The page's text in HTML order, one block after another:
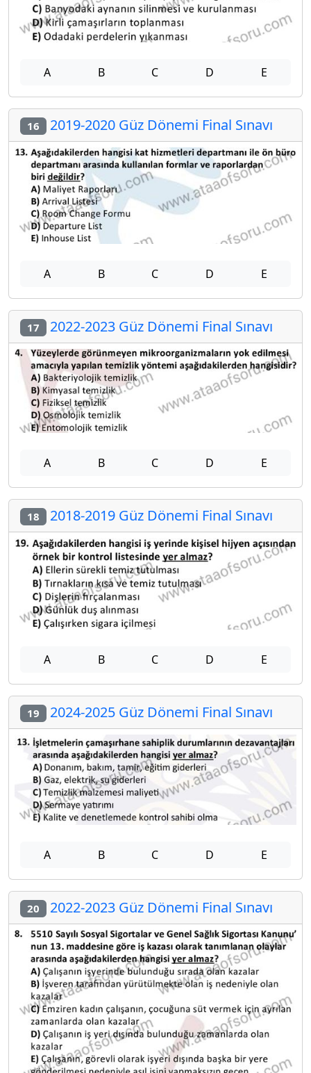
A B C D E
16 2019-2020 Güz Dönemi Final Sınavı
A B C D E
17 2022-2023 Güz Dönemi Final Sınavı
A B C D E
18 2018-2019 Güz Dönemi Final Sınavı
A B C D E
19 2024-2025 Güz Dönemi Final Sınavı
A B C D E
20 2022-2023 Güz Dönemi Final Sınavı